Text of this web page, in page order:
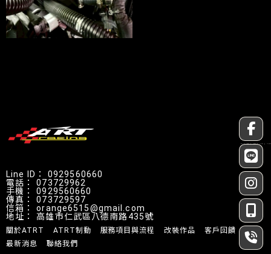
0929560660
073729962
0929560660
073729597
orange6515@gmail.com
高雄市仁武區八德南路435號
關於ATRT ATRT制動 服務項目與流程 改裝作品
客戶回饋
最新消息
聯絡我們